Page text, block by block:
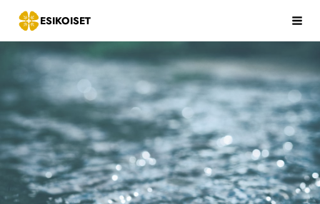
Siirry
sivun
sisältöön
ESIKOISET